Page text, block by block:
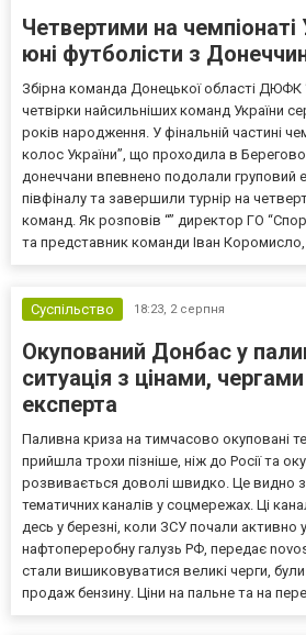
Четвертими на чемпіонаті
юні футболісти з
Збірна команда Донецької області ДЮФК
четвірки найсильніших команд України
років народження. У фінальній частині
колос України”, що проходила в
донеччани впевнено подолали груповий
півфіналу та завершили турнір на
команд. Як розповів “” директор ГО
та представник команди Іван Коромисло,
Суспільство 18:23, 2 серпня
Окупований Донбас у
ситуація з цінами,
експерта
Паливна криза на тимчасово окуповані
прийшла трохи пізніше, ніж до Росії та
розвивається доволі швидко. Це видно
тематичних каналів у соцмережах. Ці
десь у березні, коли ЗСУ почали активно
нафтопереробну галузь РФ, передає
стали вишиковуватися великі черги,
продаж бензину. Ціни на пальне та на